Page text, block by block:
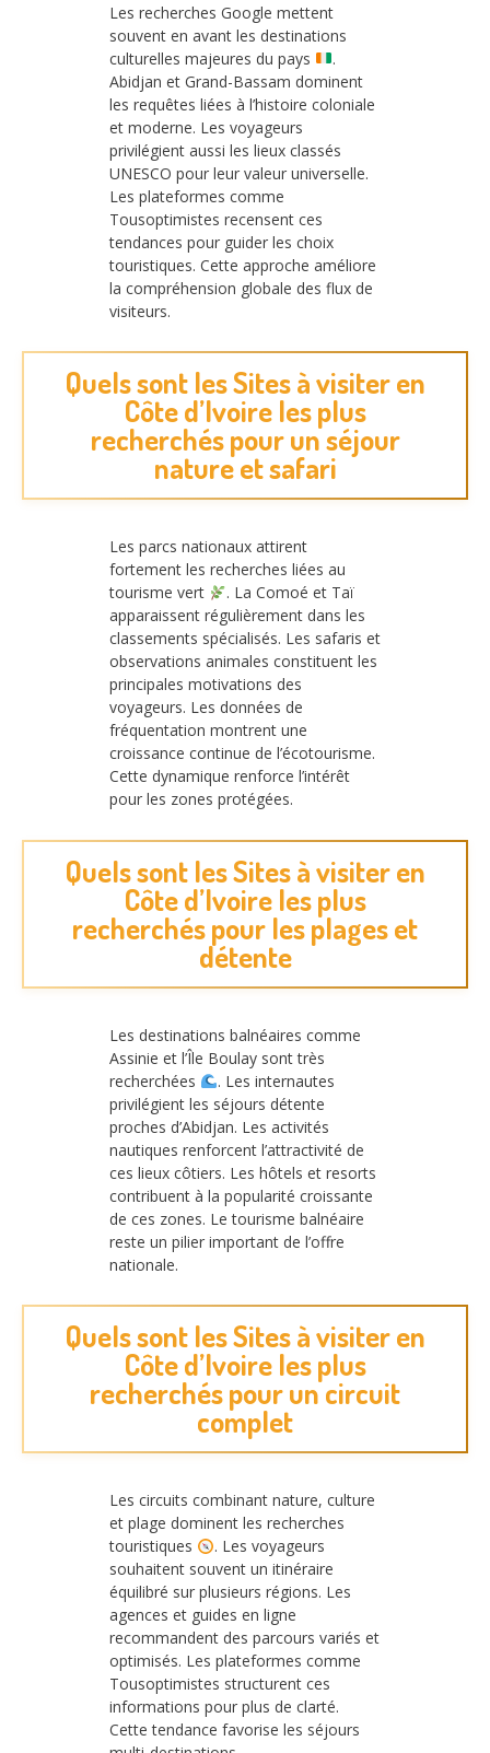
Les recherches Google mettent
souvent en avant les destinations
culturelles majeures du pays
.
Abidjan et Grand-Bassam dominent
les requêtes liées à l’histoire coloniale
et moderne. Les voyageurs
privilégient aussi les lieux classés
UNESCO pour leur valeur universelle.
Les plateformes comme
Tousoptimistes recensent ces
tendances pour guider les choix
touristiques. Cette approche améliore
la compréhension globale des flux de
visiteurs.
Quels sont les Sites à visiter en
Côte d’Ivoire les plus
recherchés pour un séjour
nature et safari
Les parcs nationaux attirent
fortement les recherches liées au
tourisme vert
. La Comoé et Taï
apparaissent régulièrement dans les
classements spécialisés. Les safaris et
observations animales constituent les
principales motivations des
voyageurs. Les données de
fréquentation montrent une
croissance continue de l’écotourisme.
Cette dynamique renforce l’intérêt
pour les zones protégées.
Quels sont les Sites à visiter en
Côte d’Ivoire les plus
recherchés pour les plages et
détente
Les destinations balnéaires comme
Assinie et l’Île Boulay sont très
recherchées
. Les internautes
privilégient les séjours détente
proches d’Abidjan. Les activités
nautiques renforcent l’attractivité de
ces lieux côtiers. Les hôtels et resorts
contribuent à la popularité croissante
de ces zones. Le tourisme balnéaire
reste un pilier important de l’offre
nationale.
Quels sont les Sites à visiter en
Côte d’Ivoire les plus
recherchés pour un circuit
complet
Les circuits combinant nature, culture
et plage dominent les recherches
touristiques
. Les voyageurs
souhaitent souvent un itinéraire
équilibré sur plusieurs régions. Les
agences et guides en ligne
recommandent des parcours variés et
optimisés. Les plateformes comme
Tousoptimistes structurent ces
informations pour plus de clarté.
Cette tendance favorise les séjours